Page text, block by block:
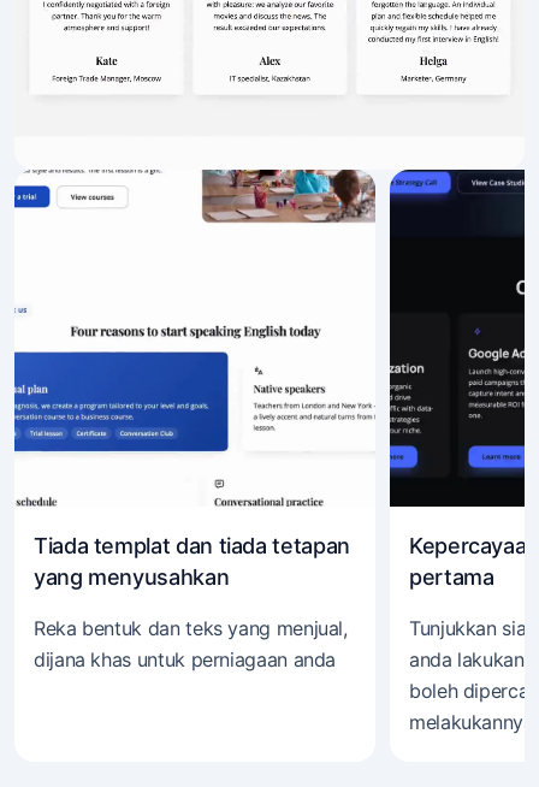
Tiada templat dan tiada tetapan
yang menyusahkan
Reka bentuk dan teks yang menjual,
dijana khas untuk perniagaan anda
pertama
Tunjukkan
anda lakukan
boleh